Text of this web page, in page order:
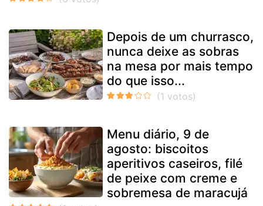
Depois de um churrasco,
nunca deixe as sobras
na mesa por mais tempo
do que isso...
Menu diário, 9 de
agosto: biscoitos
aperitivos caseiros, filé
de peixe com creme e
sobremesa de maracujá